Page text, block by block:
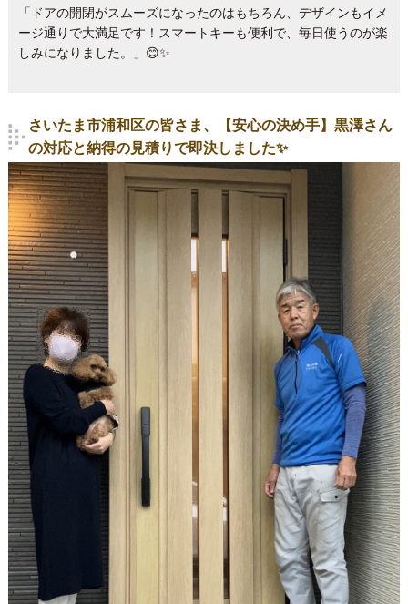
「ドアの開閉がスムーズになったのはもちろん、デザインもイメ
ージ通りで大満足です！スマートキーも便利で、毎日使うのが楽
しみになりました。」😊✨
さいたま市浦和区の皆さま、【安心の決め手】黒澤さん
の対応と納得の見積りで即決しました✨